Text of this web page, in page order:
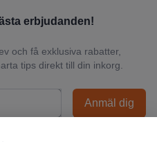
erbjudanden!
och få exklusiva rabatter,
tips direkt till din inkorg.
Anmäl dig